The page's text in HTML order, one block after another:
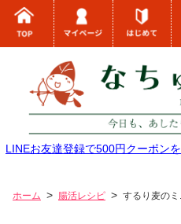
LINEお友達登録で500円クーポン
ホーム 腸活レシピ するり麦の